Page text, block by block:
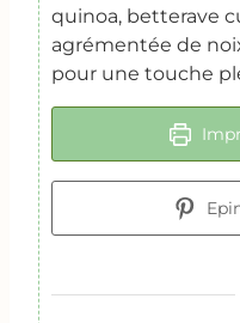
quinoa, betterave
agrémentée de
pour une touche